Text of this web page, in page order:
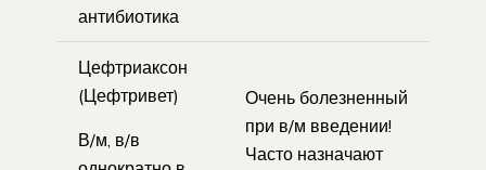
антибиотика
Цефтриаксон
(Цефтривет)
В/м, в/в
Очень болезненный
при в/м введении!
Часто назначают